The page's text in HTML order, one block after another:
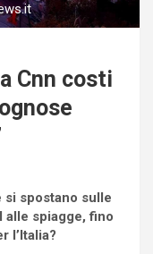
Cnn costi
si spostano sulle
alle spiagge, fino
l’Italia?